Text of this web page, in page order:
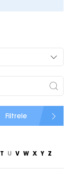
Filtrele
T U V W X Y Z